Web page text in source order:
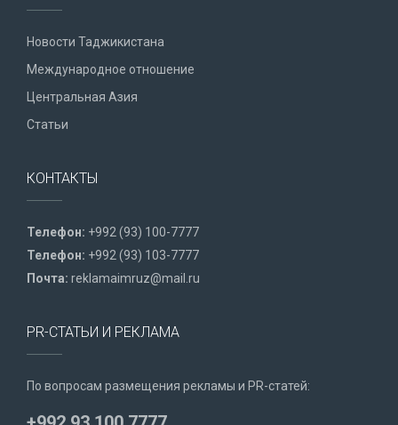
Новости Таджикистана
Международное отношение
Центральная Азия
Статьи
КОНТАКТЫ
Телефон: +992 (93) 100-7777
Телефон: +992 (93) 103-7777
Почта: reklamaimruz@mail.ru
PR-СТАТЬИ И РЕКЛАМА
По вопросам размещения рекламы и PR-статей: